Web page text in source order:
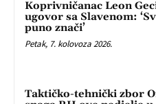
Koprivničanac Leon
ugovor sa Slavenom:
puno znači’
Petak, 7. kolovoza 2026.
Taktičko-tehnički zbor